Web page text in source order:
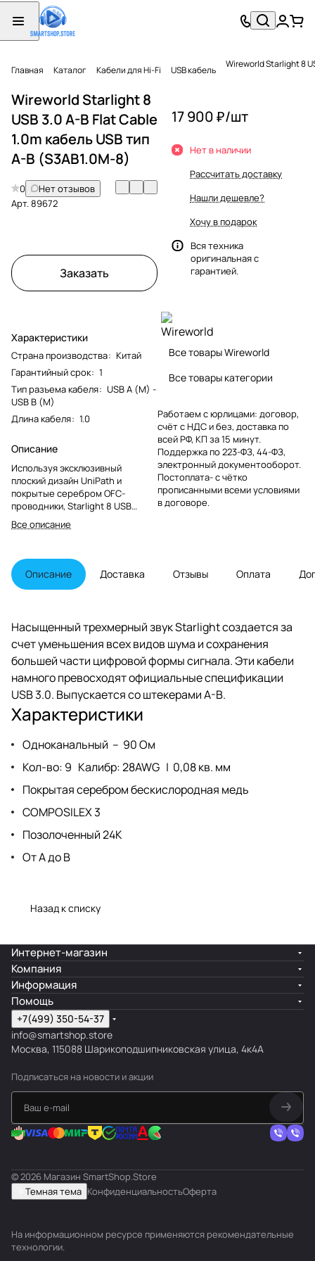
Главная Каталог Кабели для Hi-Fi USB кабель Wireworld Starlight 8
Wireworld Starlight 8
USB 3.0 A-B Flat Cable
1.0m кабель USB тип
A-B (S3AB1.0M-8)
0
Нет отзывов
Арт.89672
Заказать
Характеристики
Страна производства: Китай
Гарантийный срок: 1
Тип разъема кабеля: USB A (M) -
USB B (M)
Длина кабеля: 1.0
Описание
Используя эксклюзивный
плоский дизайн UniPath и
покрытые серебром OFC-
проводники, Starlight 8 USB
обеспечивает более высокую
точность передачи данных, чем
продаются гораздо дороже.
Все описание
17 900 ₽/шт
Нет в наличии
Рассчитать доставку
Нашли дешевле?
Хочу в подарок
Вся техника
оригинальная с
гарантией.
Все товары Wireworld
Все товары категории
Работаем с юрлицами: договор,
счёт с НДС и без, доставка по
всей РФ, КП за 15 минут.
Поддержка по 223-ФЗ, 44-ФЗ,
электронный документооборот.
Постоплата- с чётко
прописанными всеми условиями
в договоре.
Описание Доставка Отзывы Оплата
Насыщенный трехмерный звук Starlight создается за
счет уменьшения всех видов шума и сохранения
большей части цифровой формы сигнала. Эти кабели
намного превосходят официальные спецификации
USB 3.0. Выпускается со штекерами A-B.
Характеристики
Одноканальный – 90 Ом
Кол-во: 9 Калибр: 28AWG | 0,08 кв. мм
Покрытая серебром бескислородная медь
COMPOSILEX 3
Позолоченный 24K
От A до B
Назад к списку
Интернет-магазин
Компания
Информация
Помощь
+7(499) 350-54-37
info@smartshop.store
Москва, 115088 Шарикоподшипниковская улица, 4к4А
Подписаться на новости и акции
© 2026 Магазин SmartShop.Store
Темная тема КонфиденциальностьОферта
На информационном ресурсе применяются рекомендательные
технологии.